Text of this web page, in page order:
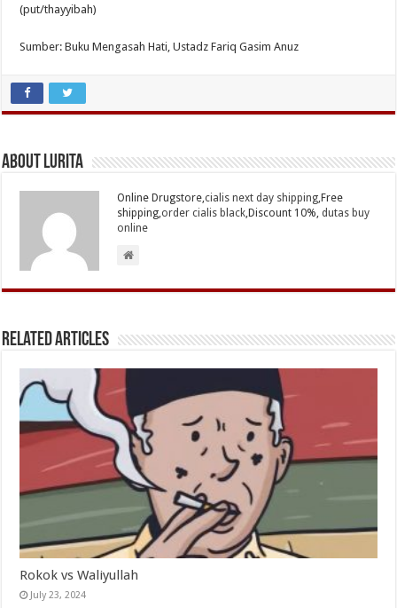
(put/thayyibah)
Sumber: Buku Mengasah Hati, Ustadz Fariq Gasim Anuz
About Lurita
Online Drugstore,cialis next day shipping ,Free
shipping, order cialis black ,Discount 10%,dutas buy
online
Related Articles
Rokok vs Waliyullah
July 23, 2024